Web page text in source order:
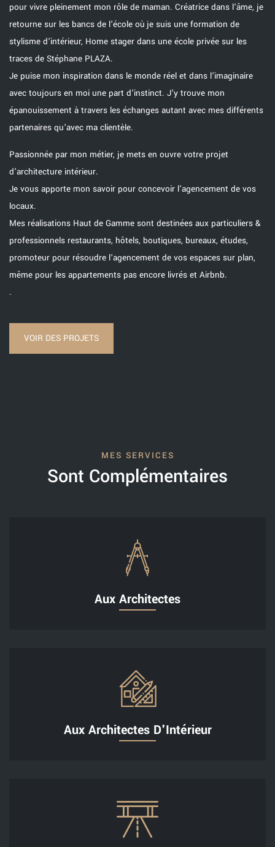
pour vivre pleinement mon rôle de maman. Créatrice dans l’âme, je
retourne sur les bancs de l’école où je suis une formation de
stylisme d’intérieur, Home stager dans une école privée sur les
traces de Stéphane PLAZA.
Je puise mon inspiration dans le monde réel et dans l’imaginaire
avec toujours en moi une part d’instinct. J’y trouve mon
épanouissement à travers les échanges autant avec mes différents
partenaires qu’avec ma clientèle.
Passionnée par mon métier, je mets en ouvre votre projet
d'architecture intérieur.
Je vous apporte mon savoir pour concevoir l'agencement de vos
locaux.
Mes réalisations Haut de Gamme sont destinées aux particuliers &
professionnels restaurants, hôtels, boutiques, bureaux, études,
promoteur pour résoudre l’agencement de vos espaces sur plan,
même pour les appartements pas encore livrés et Airbnb.
.
VOIR DES PROJETS
MES SERVICES
Sont Complémentaires
Aux Architectes
Aux Architectes D'Intérieur